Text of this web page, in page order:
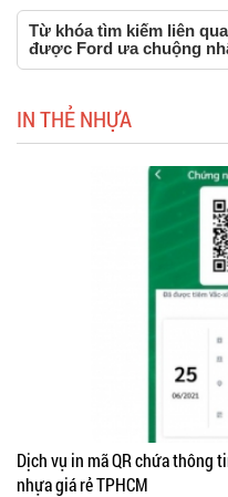
Từ khóa tìm kiếm liên
được Ford ưa chuộng
IN THẺ NHỰA
Dịch vụ in mã QR chứa thông
nhựa giá rẻ TPHCM